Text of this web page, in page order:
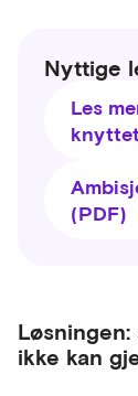
Nyttige
Les
(PDF)
ikke kan